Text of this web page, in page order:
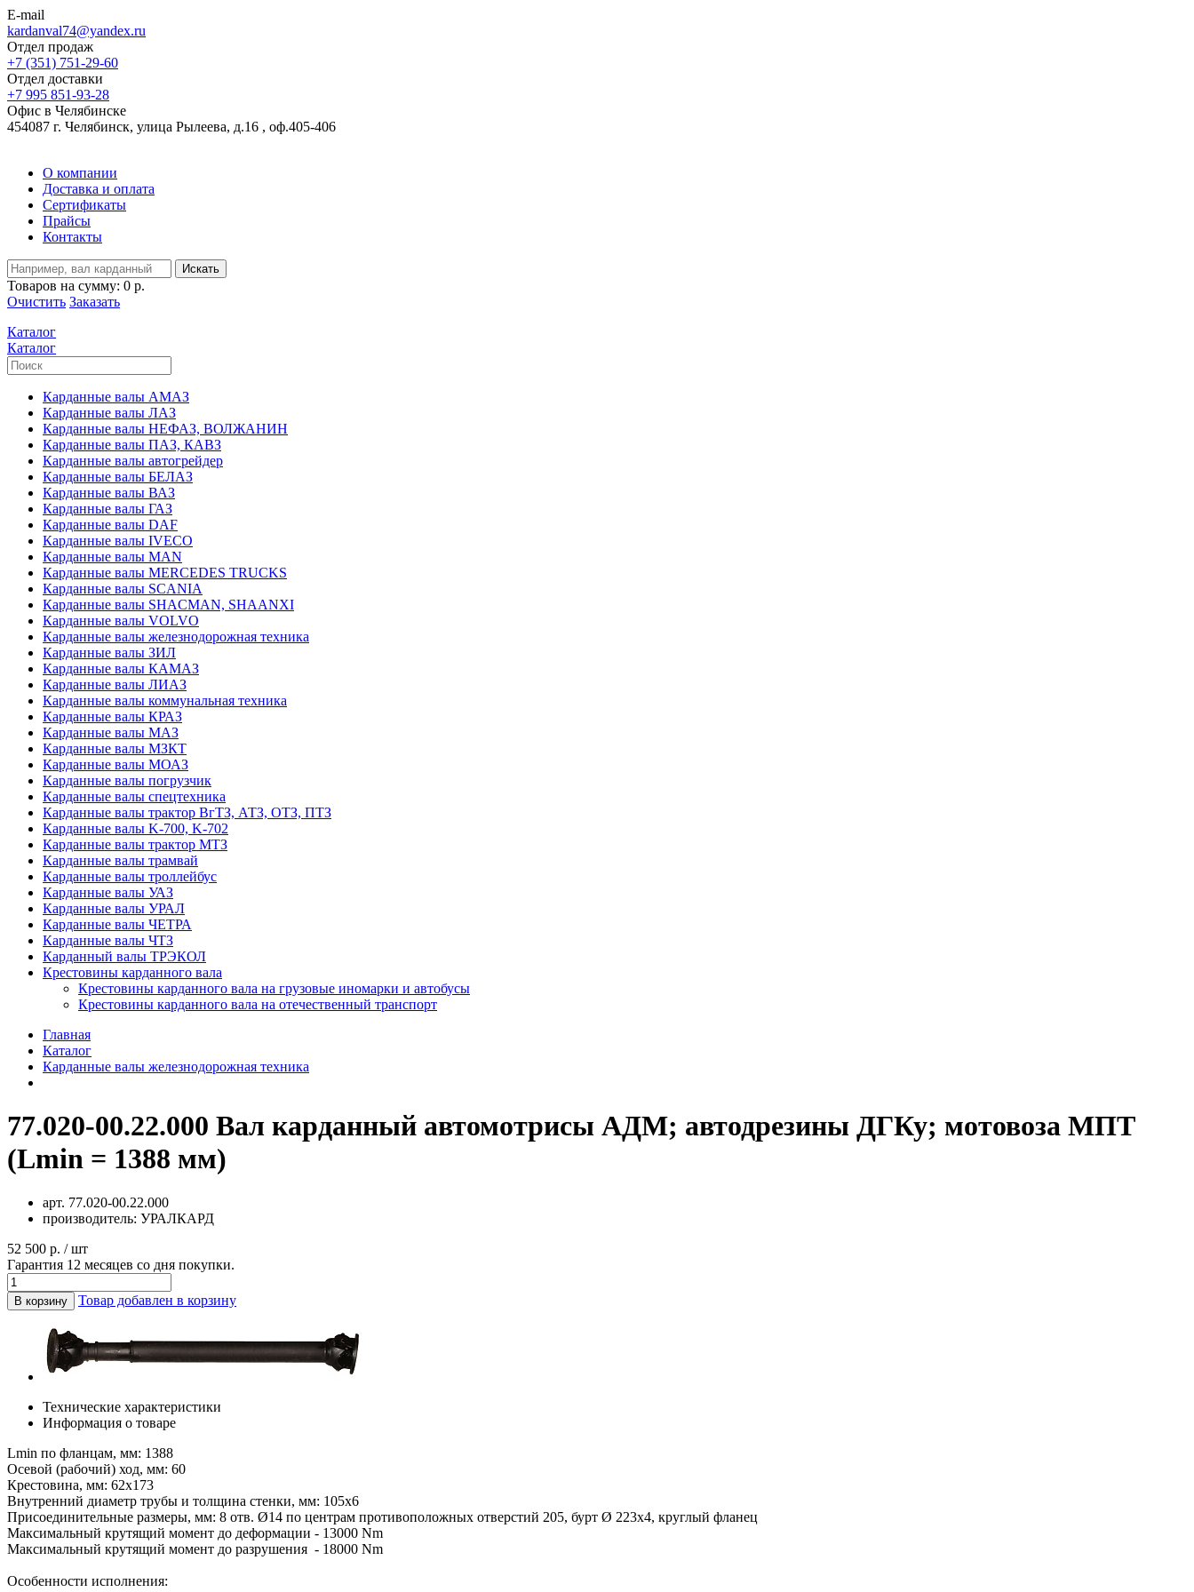
E-mail
kardanval74@yandex.ru
Отдел продаж
+7 (351) 751-29-60
Отдел доставки
+7 995 851-93-28
Офис в Челябинске
454087 г. Челябинск, улица Рылеева, д.16 , оф.405-406
О компании
Доставка и оплата
Сертификаты
Прайсы
Контакты
Искать
Товаров на сумму: 0 р.
Очистить Заказать
Каталог
Каталог
Карданные валы АМАЗ
Карданные валы ЛАЗ
Карданные валы НЕФАЗ, ВОЛЖАНИН
Карданные валы ПАЗ, КАВЗ
Карданные валы автогрейдер
Карданные валы БЕЛАЗ
Карданные валы ВАЗ
Карданные валы ГАЗ
Карданные валы DAF
Карданные валы IVECO
Карданные валы MAN
Карданные валы MERCEDES TRUCKS
Карданные валы SCANIA
Карданные валы SHACMAN, SHAANXI
Карданные валы VOLVO
Карданные валы железнодорожная техника
Карданные валы ЗИЛ
Карданные валы КАМАЗ
Карданные валы ЛИАЗ
Карданные валы коммунальная техника
Карданные валы КРАЗ
Карданные валы МАЗ
Карданные валы МЗКТ
Карданные валы МОАЗ
Карданные валы погрузчик
Карданные валы спецтехника
Карданные валы трактор ВгТЗ, АТЗ, ОТЗ, ПТЗ
Карданные валы K-700, K-702
Карданные валы трактор МТЗ
Карданные валы трамвай
Карданные валы троллейбус
Карданные валы УАЗ
Карданные валы УРАЛ
Карданные валы ЧЕТРА
Карданные валы ЧТЗ
Карданный валы ТРЭКОЛ
Крестовины карданного вала
Крестовины карданного вала на грузовые иномарки и автобусы
Крестовины карданного вала на отечественный транспорт
Главная
Каталог
Карданные валы железнодорожная техника
77.020-00.22.000 Вал карданный автомотрисы АДМ; автодрезины ДГКу; мотовоза МПТ
(Lmin = 1388 мм)
арт. 77.020-00.22.000
производитель: УРАЛКАРД
52 500 р. / шт
Гарантия 12 месяцев со дня покупки.
В корзину Товар добавлен в корзину
Технические характеристики
Информация о товаре
Lmin по фланцам, мм: 1388
Осевой (рабочий) ход, мм: 60
Крестовина, мм: 62х173
Внутренний диаметр трубы и толщина стенки, мм: 105х6
Присоединительные размеры, мм: 8 отв. Ø14 по центрам противоположных отверстий 205, бурт Ø 223х4, круглый фланец
Максимальный крутящий момент до деформации - 13000 Nm
Максимальный крутящий момент до разрушения - 18000 Nm
Особенности исполнения: